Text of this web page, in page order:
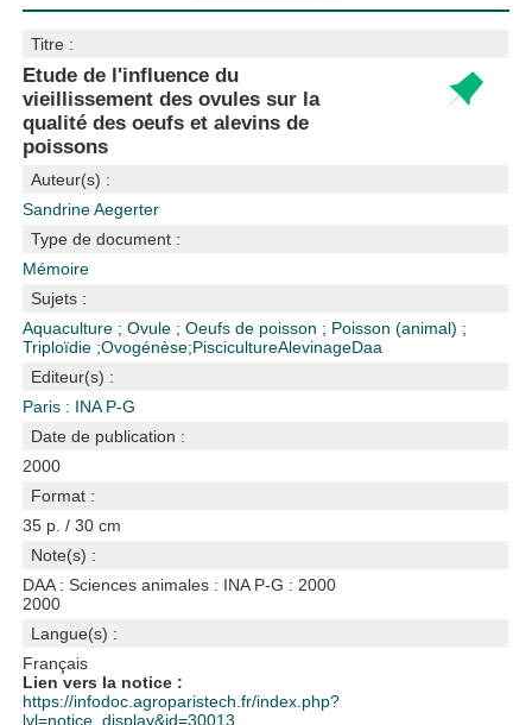
Titre :
Etude de l'influence du
vieillissement des ovules sur la
qualité des oeufs et alevins de
poissons
Auteur(s) :
Sandrine Aegerter
Type de document :
Mémoire
Sujets :
Aquaculture ;Ovule ;Oeufs de poisson ; Poisson (animal) ;
Triploïdie ;Ovogénèse;PiscicultureAlevinageDaa
Editeur(s) :
Paris : INA P-G
Date de publication :
2000
Format :
35 p. / 30 cm
Note(s) :
DAA : Sciences animales : INA P-G : 2000
2000
Langue(s) :
Français
Lien vers la notice :
https://infodoc.agroparistech.fr/index.php?
lvl=notice_display&id=30013